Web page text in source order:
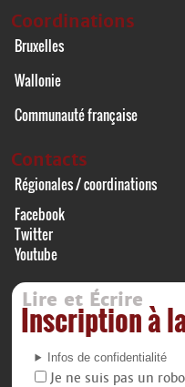
Coordinations
Bruxelles
Wallonie
Communauté française
Contacts
Régionales / coordinations
Facebook
Twitter
Youtube
Lire et Écrire
Inscription à
Infos de confidentialité
Je ne suis pas un